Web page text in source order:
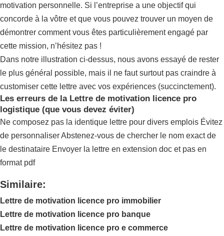
motivation personnelle. Si l’entreprise a une objectif qui
concorde à la vôtre et que vous pouvez trouver un moyen de
démontrer comment vous êtes particulièrement engagé par
cette mission, n’hésitez pas !
Dans notre illustration ci-dessus, nous avons essayé de rester
le plus général possible, mais il ne faut surtout pas craindre à
customiser cette lettre avec vos expériences (succinctement).
Les erreurs de la Lettre de motivation licence pro
logistique (que vous devez éviter)
Ne composez pas la identique lettre pour divers emplois Évitez
de personnaliser Abstenez-vous de chercher le nom exact de
le destinataire Envoyer la lettre en extension doc et pas en
format pdf
Similaire:
Lettre de motivation licence pro immobilier
Lettre de motivation licence pro banque
Lettre de motivation licence pro e commerce